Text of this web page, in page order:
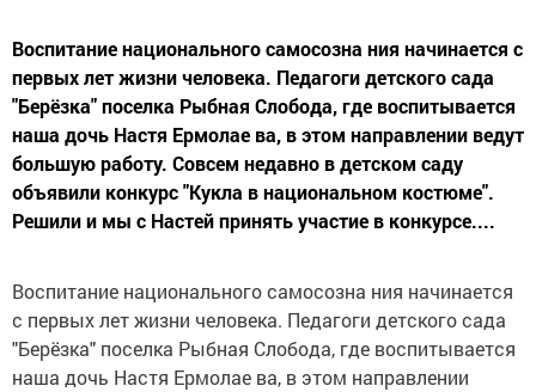
Воспитание нацио­нального самосозна­ ния начинается с
пер­вых лет жизни челове­ка. Педагоги детского сада
"Берёзка" поселка Рыбная Слобода, где воспитывается
наша дочь Настя Ермолае­ ва, в этом направлении ведут
большую работу. Совсем недавно в дет­ском саду
объявили конкурс "Кукла в на­циональном костюме".
Решили и мы с Настей принять участие в кон­курсе....
Воспитание нацио­нального самосозна­ ния начинается
с пер­вых лет жизни челове­ка. Педагоги детского сада
"Берёзка" поселка Рыбная Слобода, где воспитывается
наша дочь Настя Ермолае­ ва, в этом направлении